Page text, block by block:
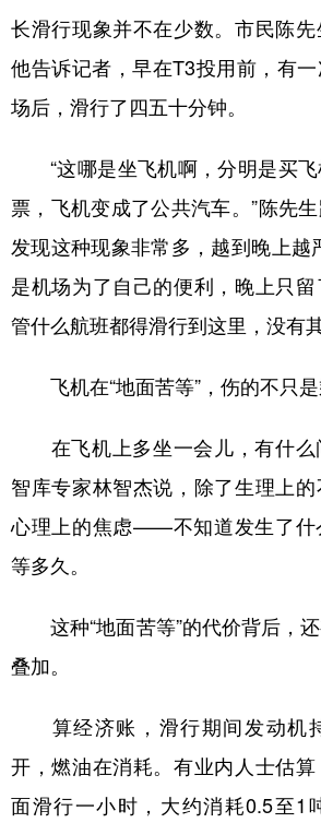
长滑行现象并不在少数。市民陈先
他告诉记者，早在T3投用前，有
场后，滑行了四五十分钟。
“这哪是坐飞机啊，分明是买飞
票，飞机变成了公共汽车。”陈先
发现这种现象非常多，越到晚上越
是机场为了自己的便利，晚上只
管什么航班都得滑行到这里，没有
飞机在“地面苦等”，伤的不只是
在飞机上多坐一会儿，有什么
智库专家林智杰说，除了生理上
心理上的焦虑——不知道发生了什
等多久。
这种“地面苦等”的代价背后，
叠加。
算经济账，滑行期间发动机
开，燃油在消耗。有业内人士估
面滑行一小时，大约消耗0.5至1